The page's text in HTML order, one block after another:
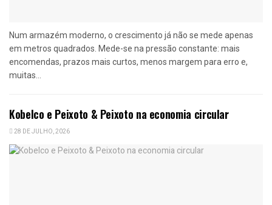
Num armazém moderno, o crescimento já não se mede apenas
em metros quadrados. Mede-se na pressão constante: mais
encomendas, prazos mais curtos, menos margem para erro e,
muitas...
Kobelco e Peixoto & Peixoto na economia circular
28 DE JULHO, 2026